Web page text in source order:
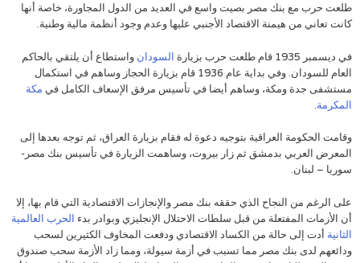
طلعت حرب مع بنك مصر بصيت واسع في العديد من الدول المجاورة، خاصة أنها
كانت تعاني من هيمنة الاقتصاد الأجنبي عليها وعدم وجود أنظمة مالية وطنية.
في ديسمبر 1935 قام طلعت حرب بزيارة السودان واستطاع أن يلتقي بالحاكم
العام للسودان. وفي بداية عام 1936 قام بزيارة الحجاز وساهم في استكمال
مستشفى جدة ومكة، وساهم أيضا في تأسيس مرفق الإسعاف الكامل في مكة
المكرمة.
وقامت الحكومة العراقية بتوجيه دعوة له فقام بزيارة العراق، ثم توجه بعدها إلى
المعرض العربي بدمشق ثم زار بيروت، وساهمت الزيارة في تأسيس بنك مصر-
سوريا – لبنان.
على الرغم من النجاح الذي حققه بنك مصر والإنجازات الاقتصادية التي قام بها، إلا
أن الأزمات المفتعلة من قبل سلطات الاحتلال الإنجليزي وبوادر بدء الحرب العالمية
الثانية أدت إلى حالة من الكساد الاقتصادي ودفعت المخاوف الكثيرين لسحب
ودائعهم لدى بنك مصر مما تسبب في أزمة سيولة، ومما زاد الأزمة سحب صندوق